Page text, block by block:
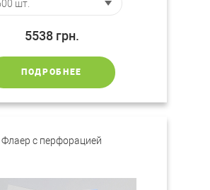
5538 грн.
ПОДРОБНЕЕ
Флаер с перфорацией